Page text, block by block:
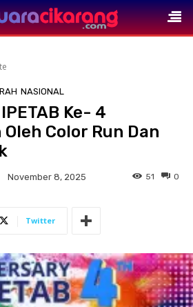
NASIONAL
Ke- 4
Color Run Dan
November 8, 2025 0
51
Twitter